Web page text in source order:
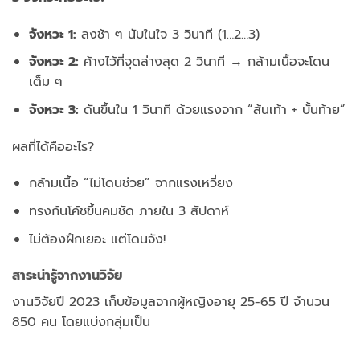
จังหวะ 1: ลงช้า ๆ นับในใจ 3 วินาที (1…2…3)
จังหวะ 2: ค้างไว้ที่จุดล่างสุด 2 วินาที → กล้ามเนื้อจะโดน
เต็ม ๆ
จังหวะ 3: ดันขึ้นใน 1 วินาที ด้วยแรงจาก “ส้นเท้า + บั้นท้าย”
ผลที่ได้คืออะไร?
กล้ามเนื้อ “ไม่โดนช่วย” จากแรงเหวี่ยง
ทรงก้นโค้ชขึ้นคมชัด ภายใน 3 สัปดาห์
ไม่ต้องฝึกเยอะ แต่โดนจัง!
สาระน่ารู้จากงานวิจัย
งานวิจัยปี 2023 เก็บข้อมูลจากผู้หญิงอายุ 25-65 ปี จำนวน
850 คน โดยแบ่งกลุ่มเป็น